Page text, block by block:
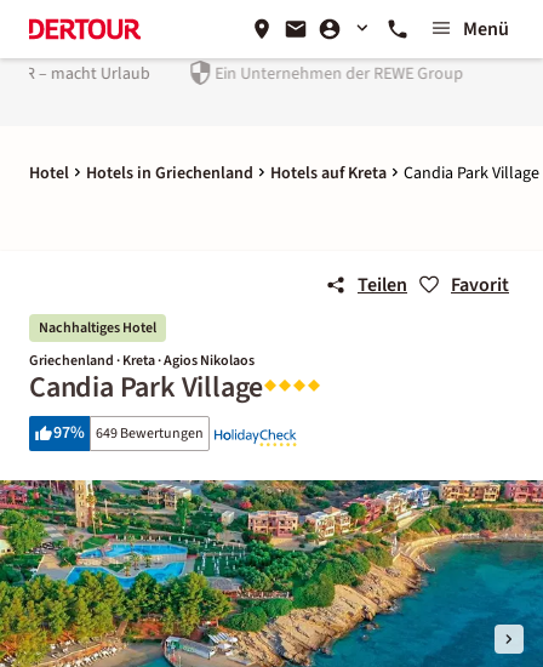
Menü
Ein Unternehmen der REWE Group
Hotel Hotels in Griechenland Hotels auf Kreta Candia Park Village
Teilen Favorit
Nachhaltiges Hotel
Griechenland · Kreta · Agios Nikolaos
Candia Park Village
97% 649 Bewertungen